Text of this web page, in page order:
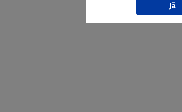
Jā